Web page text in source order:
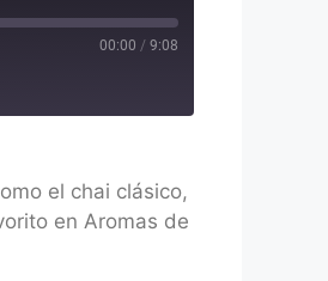
00:00 / 9:08
el chai clásico,
en Aromas de